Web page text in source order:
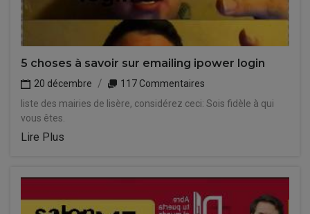
5 choses à savoir sur emailing ipower login
20 décembre
117 Commentaires
liste des mairies de lisère, considérez ceci: Sois fidèle à qui
vous êtes.
Lire Plus